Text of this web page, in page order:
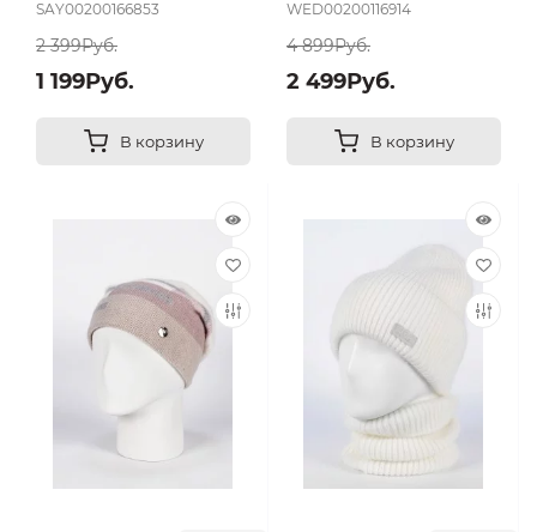
SAY00200166853
2 399Руб.
1 199Руб.
В корзину
WED00200116914
4 899Руб.
2 499Руб.
В корзину